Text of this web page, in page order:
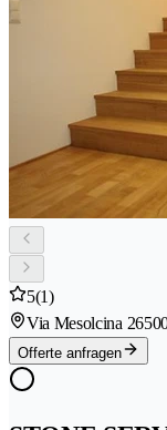
5(1)
Via Mesolcina 2
Offerte anfragen